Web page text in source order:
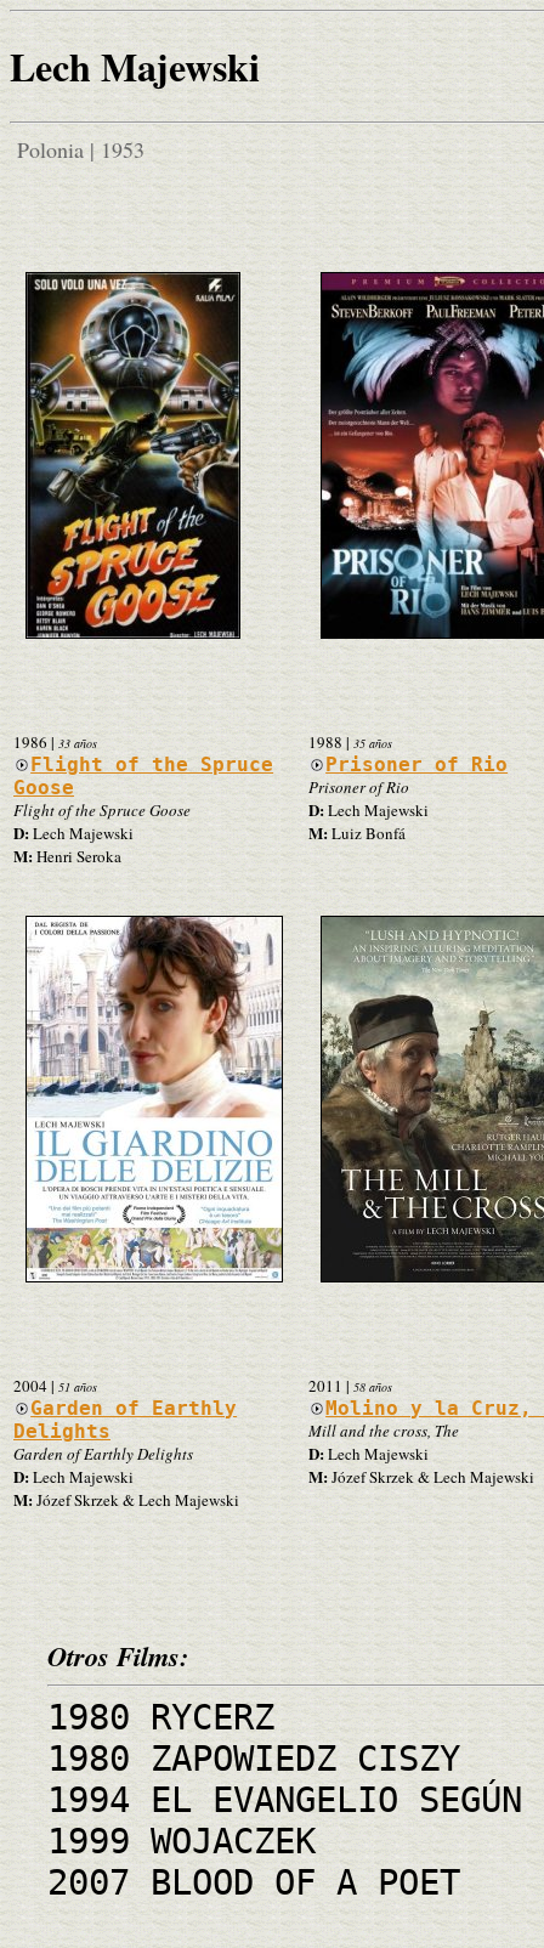
Lech Majewski
Polonia | 1953
1986 | 33 años
Flight of the Spruce
Goose
Flight of the Spruce Goose
D:Lech Majewski
M:Henri Seroka
1988 | 35 años
Prisoner of Rio
Prisoner of Rio
D:Lech Majewski
M:Luiz Bonfá
2004| 51 años
Garden of Earthly
Delights
Garden of Earthly Delights
D:Lech Majewski
M:Józef Skrzek & Lech Majewski
2011 | 58 años
Molino y la Cruz,
Mill and the cross, The
D:Lech Majewski
M:Józef Skrzek & Lech Majewski
Otros Films:
1980 RYCERZ
1980 ZAPOWIEDZ CISZY
1994 EL EVANGELIO SEGÚN
1999 WOJACZEK
2007 BLOOD OF A POET